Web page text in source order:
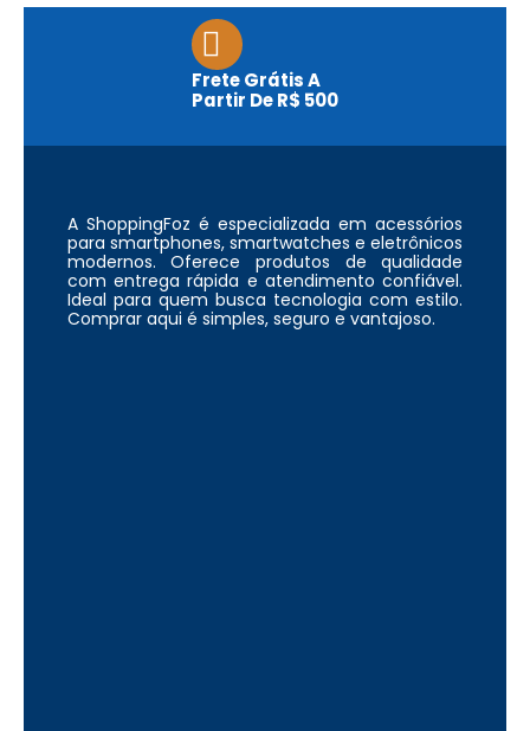
Frete Grátis A
Partir De R$ 500
A ShoppingFoz é especializada em acessórios
para smartphones, smartwatches e eletrônicos
modernos. Oferece produtos de qualidade
com entrega rápida e atendimento confiável.
Ideal para quem busca tecnologia com estilo.
Comprar aqui é simples, seguro e vantajoso.